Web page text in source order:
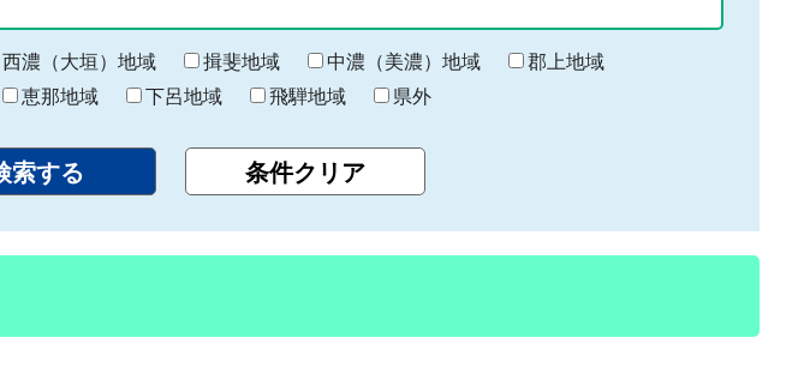
西濃（大垣）地域 揖斐地域 中濃（美濃）地域
郡上地域
恵那地域 下呂地域 飛騨地域 県外